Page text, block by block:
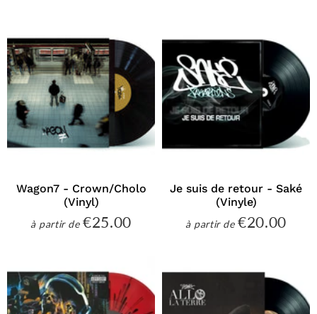
Wagon7 - Crown/Cholo
(Vinyl)
à partir dePrix
€25.00
Je suis de retour - Saké
(Vinyle)
à partir dePrix
€20.00